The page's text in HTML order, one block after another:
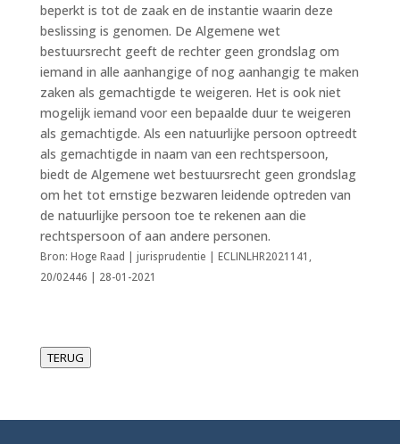
beperkt is tot de zaak en de instantie waarin deze
beslissing is genomen. De Algemene wet
bestuursrecht geeft de rechter geen grondslag om
iemand in alle aanhangige of nog aanhangig te maken
zaken als gemachtigde te weigeren. Het is ook niet
mogelijk iemand voor een bepaalde duur te weigeren
als gemachtigde. Als een natuurlijke persoon optreedt
als gemachtigde in naam van een rechtspersoon,
biedt de Algemene wet bestuursrecht geen grondslag
om het tot ernstige bezwaren leidende optreden van
de natuurlijke persoon toe te rekenen aan die
rechtspersoon of aan andere personen.
Bron: Hoge Raad | jurisprudentie | ECLINLHR2021141,
20/02446 | 28-01-2021
TERUG